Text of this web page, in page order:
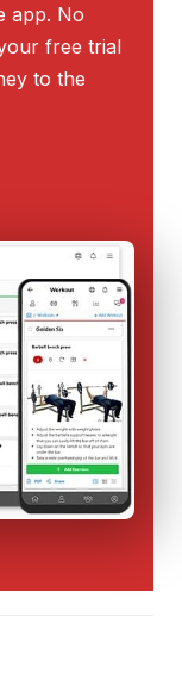
app. No
free trial
to the